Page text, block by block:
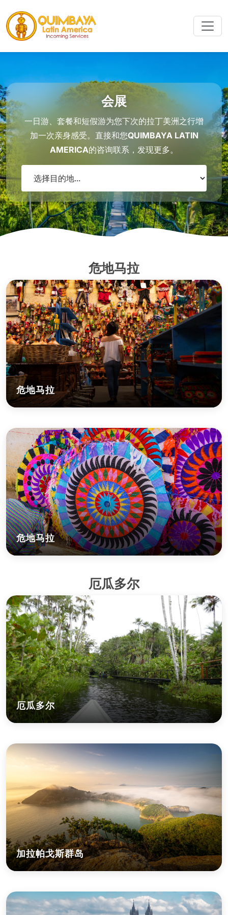
会展
一日游、套餐和短假游为您下次的拉丁美洲之行增
加一次亲身感受。直接和您QUIMBAYA LATIN
AMERICA的咨询联系，发现更多。
危地马拉
危地马拉
危地马拉
厄瓜多尔
厄瓜多尔
加拉帕戈斯群岛